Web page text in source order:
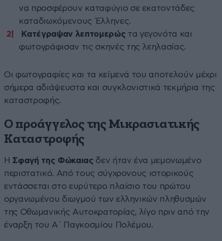
να προσφέρουν καταφύγιο σε εκατοντάδες
καταδιωκόμενους Έλληνες.
Κατέγραψαν λεπτομερώς τα γεγονότα και
φωτογράφισαν τις σκηνές της λεηλασίας.
Οι φωτογραφίες και τα κείμενά του αποτελούν μέχρι
σήμερα αδιάψευστα και συγκλονιστικά τεκμήρια της
καταστροφής.
Ο προάγγελος της Μικρασιατικής
Καταστροφής
Η Σφαγή της Φώκαιας δεν ήταν ένα μεμονωμένο
περιστατικό. Από τους σύγχρονους ιστορικούς
εντάσσεται στο ευρύτερο πλαίσιο του πρώτου
οργανωμένου διωγμού των ελληνικών πληθυσμών
της Οθωμανικής Αυτοκρατορίας, λίγο πριν από την
έναρξη του Α΄ Παγκοσμίου Πολέμου.